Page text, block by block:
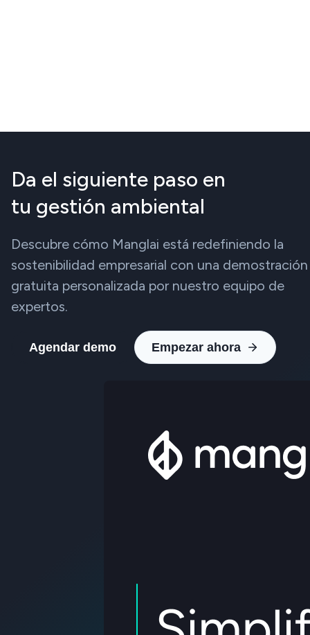
Da el siguiente paso en
tu gestión ambiental
Descubre cómo Manglai está redefiniendo la
sostenibilidad empresarial con una demostración
gratuita personalizada por nuestro equipo de
expertos.
Agendar demo Empezar ahora